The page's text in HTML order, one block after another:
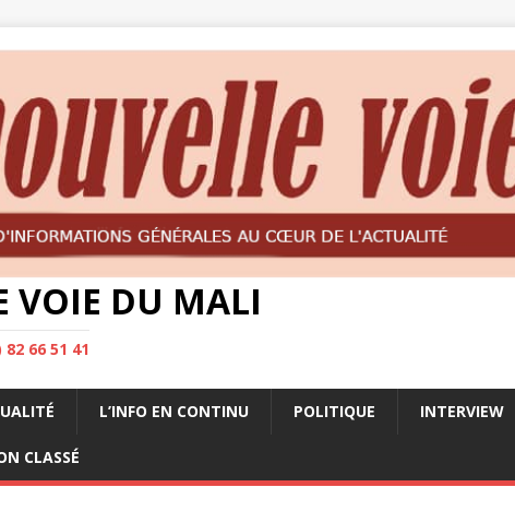
VOIE DU MALI
82 66 51 41
L’INFO EN CONTINU POLITIQUE INTERVIEW
CLASSÉ